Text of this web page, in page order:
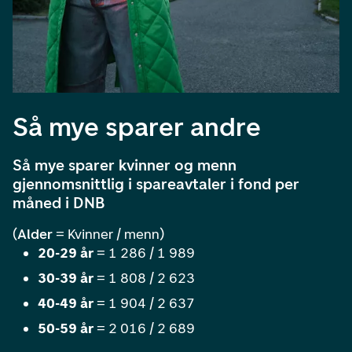
Så mye sparer andre
Så mye sparer kvinner og menn
gjennomsnittlig i spareavtaler i fond per
måned i DNB
(Alder= Kvinner / menn)
20-29 år= 1 286 / 1 989
30-39 år= 1 808 / 2 623
40-49 år= 1 904 / 2 637
50-59 år= 2 016 / 2 689